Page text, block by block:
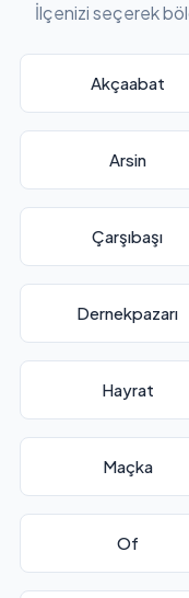
İlçenizi seçerek
Akçaabat
Arsin
Çarşıbaşı
Dernekpazarı
Hayrat
Maçka
Of